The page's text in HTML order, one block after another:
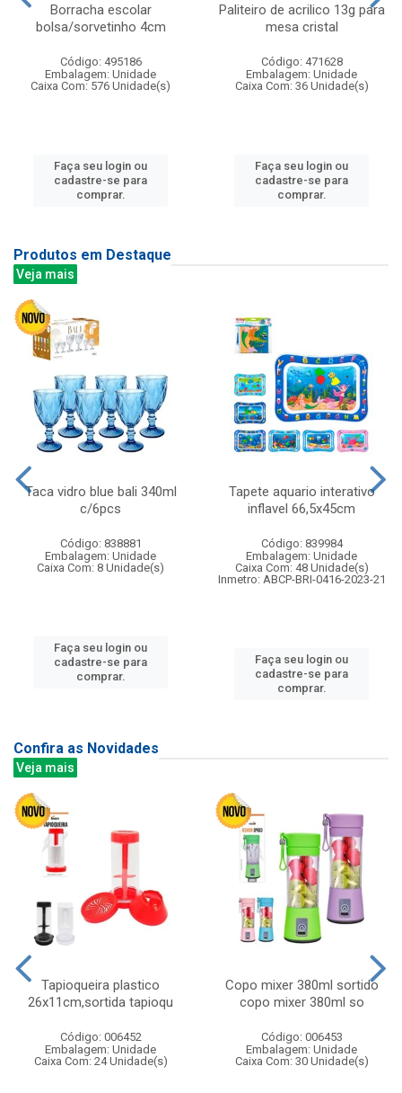
Borracha escolar
bolsa/sorvetinho 4cm
Código: 495186
Embalagem: Unidade
Caixa Com: 576 Unidade(s)
Faça seu login ou
cadastre-se para
comprar.
Paliteiro de acrilico 13g para
mesa cristal
Código: 471628
Embalagem: Unidade
Caixa Com: 36 Unidade(s)
Faça seu login ou
cadastre-se para
comprar.
Produtos em Destaque
Veja mais
Taca vidro blue bali 340ml
c/6pcs
Código: 838881
Embalagem: Unidade
Caixa Com: 8 Unidade(s)
Faça seu login ou
cadastre-se para
comprar.
Tapete aquario interativo
inflavel 66,5x45cm
Código: 839984
Embalagem: Unidade
Caixa Com: 48 Unidade(s)
Inmetro: ABCP-BRI-0416-2023-21
Faça seu login ou
cadastre-se para
comprar.
Confira as Novidades
Veja mais
Tapioqueira plastico
26x11cm,sortida tapioqu
Código: 006452
Embalagem: Unidade
Caixa Com: 24 Unidade(s)
Copo mixer 380ml sortido
copo mixer 380ml so
Código: 006453
Embalagem: Unidade
Caixa Com: 30 Unidade(s)